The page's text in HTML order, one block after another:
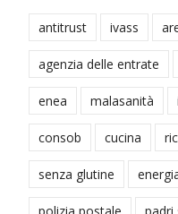
antitrust ivass
agenzia delle entrate
enea malasanità
consob cucina
senza glutine